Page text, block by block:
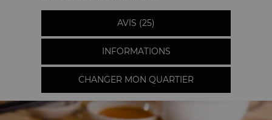
AVIS (25)
INFORMATIONS
CHANGER MON QUARTIER